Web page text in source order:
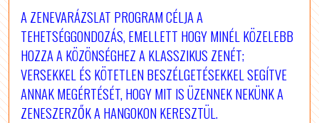
A ZENEVARÁZSLAT PROGRAM CÉLJA A
TEHETSÉGGONDOZÁS, EMELLETT HOGY MINÉL KÖZELEBB
HOZZA A KÖZÖNSÉGHEZ A KLASSZIKUS ZENÉT;
VERSEKKEL ÉS KÖTETLEN BESZÉLGETÉSEKKEL SEGÍTVE
ANNAK MEGÉRTÉSÉT, HOGY MIT IS ÜZENNEK NEKÜNK A
ZENESZERZŐK A HANGOKON KERESZTÜL.